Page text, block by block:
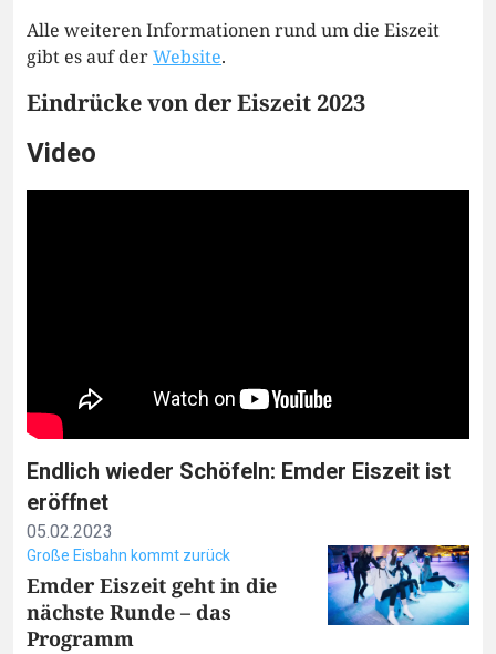
Alle weiteren Informationen rund um die Eiszeit
gibt es auf derWebsite.
Eindrücke von der Eiszeit 2023
Video
Endlich wieder Schöfeln: Emder Eiszeit ist
eröffnet
05.02.2023
Große Eisbahn kommt zurück
Emder Eiszeit geht in die
nächste Runde – das
Programm